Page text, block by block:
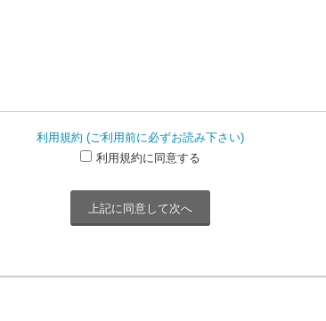
利用規約 (ご利用前に必ずお読み下さい)
利用規約に同意する